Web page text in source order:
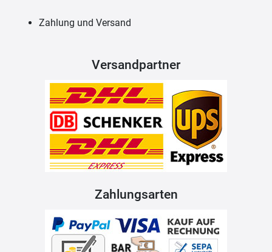
Zahlung und Versand
Versandpartner
Zahlungsarten